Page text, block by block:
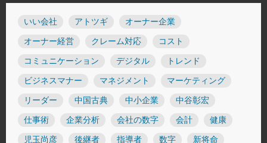
いい会社 アトツギ オーナー企業
オーナー経営 クレーム対応 コスト
コミュニケーション デジタル トレンド
ビジネスマナー マネジメント マーケティング
リーダー 中国古典 中小企業 中谷彰宏
仕事術 企業分析 会社の数字 会計 健康
児玉尚彦 後継者 指導者 数字 新将命